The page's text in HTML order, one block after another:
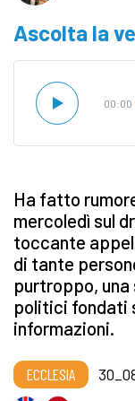
Ascolta la
00:00
Ha fatto
mercoledì sul
toccante
di tante
purtroppo, una
politici fondati
informazioni.
ECCLESIA